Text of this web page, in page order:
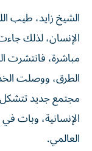
الشيخ زايد، طيب
الإنسان، لذلك
مباشرة،
الطرق، ووصلت
مجتمع جديد تتشكل
الإنسانية، وبات
العالمي.